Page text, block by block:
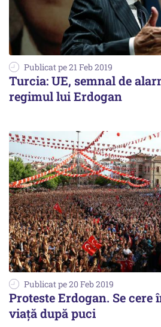
Publicat pe 21 Feb 2019
Turcia: UE, semnal de
regimul lui Erdogan
Publicat pe 20 Feb 2019
Proteste Erdogan. Se cere
viață după puci